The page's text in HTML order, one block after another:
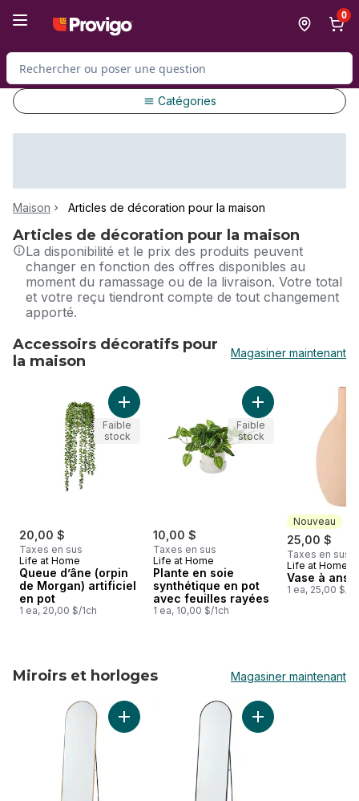
0
Rechercher des produits
Catégories
Maison Articles de décoration pour la maison
Articles de décoration pour la maison
La disponibilité et le prix des produits peuvent
changer en fonction des offres disponibles au
moment du ramassage ou de la livraison. Votre total
et votre reçu tiendront compte de tout changement
apporté.
Accessoirs décoratifs pour
la maison
Magasiner maintenant
sauter Accessoirs décoratifs pour la maison
20,00 $
Taxes en sus
Life at Home
Queue d’âne (orpin
de Morgan) artificiel
en pot
1 ea, 20,00 $/1ch
Ajouter Queue d’âne (orpin de Morgan)
Faible
stock
10,00 $
Taxes en sus
Life at Home
Plante en soie
synthétique en pot
avec feuilles rayées
1 ea, 10,00 $/1ch
Ajouter Plante en
Faible
stock
Nouveau
25,00 $
Taxes en sus
Nouveau
Life at Home
Vase à
1 ea, 25,00 $/
Miroirs et horloges Magasiner maintenant
sauter Miroirs et horloges
Ajouter Miroir sur pied Arqué au panier
Ajouter Miroir sur